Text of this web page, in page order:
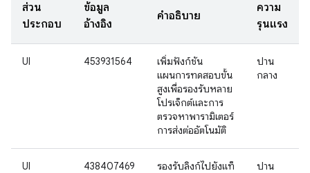
ส่วน
ประกอบ
ข้อมูล
อ้างอิง
คำอธิบาย
ความ
รุนแรง
UI 453931564
เพิ่มฟังก์ชัน
แผนการทดสอบขั้น
สูงเพื่อรองรับหลาย
โปรเจ็กต์และการ
ตรวจหาพารามิเตอร์
การส่งต่ออัตโนมัติ
ปาน
กลาง
UI 438407469
รองรับลิงก์ไปยังแท็
ปาน